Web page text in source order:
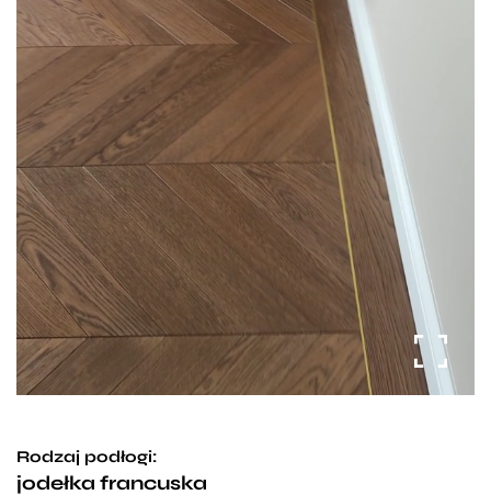
Rodzaj podłogi:
jodełka francuska